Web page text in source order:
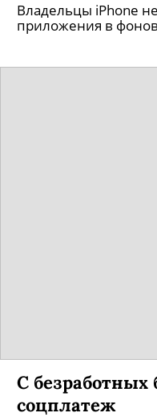
Владельцы iPhone
приложения в
С безработных
соцплатеж